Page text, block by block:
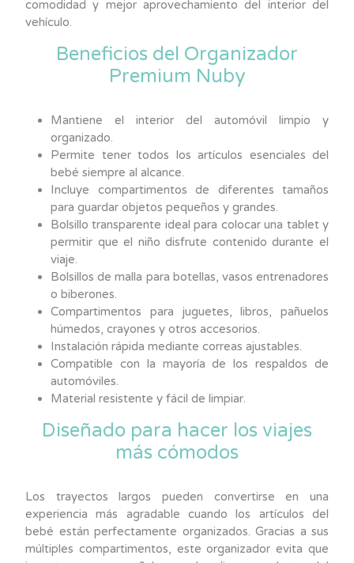
comodidad y mejor aprovechamiento del interior del
vehículo.
Beneficios del Organizador
Premium Nuby
Mantiene el interior del automóvil limpio y
organizado.
Permite tener todos los artículos esenciales del
bebé siempre al alcance.
Incluye compartimentos de diferentes tamaños
para guardar objetos pequeños y grandes.
Bolsillo transparente ideal para colocar una tablet y
permitir que el niño disfrute contenido durante el
viaje.
Bolsillos de malla para botellas, vasos entrenadores
o biberones.
Compartimentos para juguetes, libros, pañuelos
húmedos, crayones y otros accesorios.
Instalación rápida mediante correas ajustables.
Compatible con la mayoría de los respaldos de
automóviles.
Material resistente y fácil de limpiar.
Diseñado para hacer los viajes
más cómodos
Los trayectos largos pueden convertirse en una
experiencia más agradable cuando los artículos del
bebé están perfectamente organizados. Gracias a sus
múltiples compartimentos, este organizador evita que